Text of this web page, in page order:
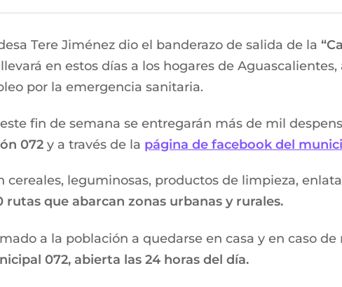
Tere Jiménez dio el banderazo de salida de la
llevará en estos días a los hogares de
por la emergencia sanitaria.
fin de semana se entregarán más de mil
072 y a través de la página de facebook del
cereales, leguminosas, productos de limpieza,
que abarcan zonas urbanas y rurales.
a la población a quedarse en casa y en caso
072, abierta las 24 horas del día.